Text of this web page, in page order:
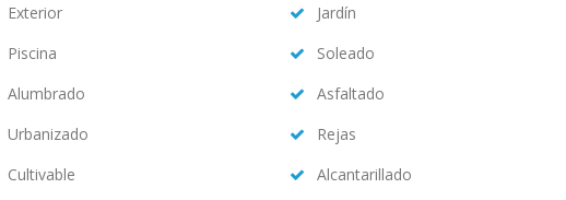
Exterior
Jardín
Piscina
Soleado
Alumbrado
Asfaltado
Urbanizado
Rejas
Cultivable
Alcantarillado